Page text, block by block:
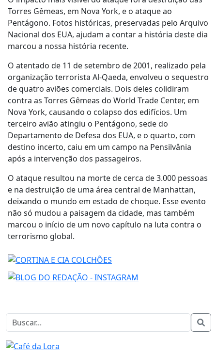
Torres Gêmeas, em Nova York, e o ataque ao
Pentágono. Fotos históricas, preservadas pelo Arquivo
Nacional dos EUA, ajudam a contar a história deste dia
marcou a nossa história recente.
O atentado de 11 de setembro de 2001, realizado pela
organização terrorista Al-Qaeda, envolveu o sequestro
de quatro aviões comerciais. Dois deles colidiram
contra as Torres Gêmeas do World Trade Center, em
Nova York, causando o colapso dos edifícios. Um
terceiro avião atingiu o Pentágono, sede do
Departamento de Defesa dos EUA, e o quarto, com
destino incerto, caiu em um campo na Pensilvânia
após a intervenção dos passageiros.
O ataque resultou na morte de cerca de 3.000 pessoas
e na destruição de uma área central de Manhattan,
deixando o mundo em estado de choque. Esse evento
não só mudou a paisagem da cidade, mas também
marcou o início de um novo capítulo na luta contra o
terrorismo global​.